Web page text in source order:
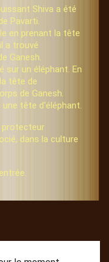
Shiva a été
Pavarti.
en prenant la tête
a trouvé
Ganesh.
sur un éléphant. En
tête de
de Ganesh.
tête d'éléphant.
protecteur
dans la culture